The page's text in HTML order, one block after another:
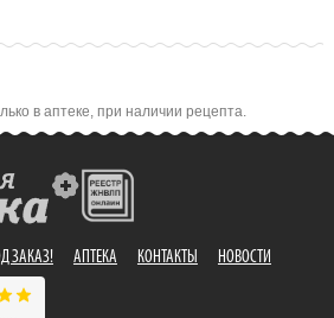
в аптеке, при наличии рецепта.
ЗАКАЗ! АПТЕКА КОНТАКТЫ НОВОСТИ